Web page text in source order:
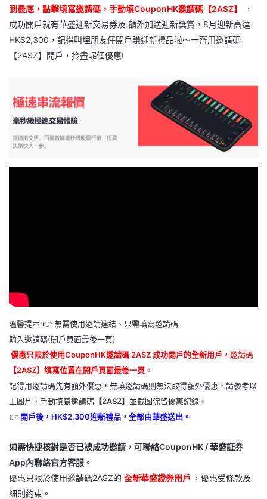
到最底，點擊填寫邀請碼，手動填CouponHK邀請碼【2ASZ】
，
成功開戶就有華盛迎新交易券及 額外加送迎新獎賞，8月迎新高達
HK$2,300，記得叫埋朋友仔開戶賺迎新禮品啦～一齊用邀請碼
【2ASZ】開戶，拎盡呢個優惠!
溫馨提示:👉 無需使用邀請連結、只需填寫邀請碼
輸入邀請碼(開戶頁面最後一頁)
優惠只限於使用CouponHK邀請碼 2ASZ 成功開戶的全新用戶，邀請碼
【2ASZ】 填寫位置在開戶頁面最後一頁。
記得用邀請碼先有額外優惠，無填邀請碼則無法取得額外優惠，請參考以
上圖片，手動填寫邀請碼 【2ASZ】並截圖保留優惠紀錄。
👉 開戶後，HK$2,300迎新禮品，全部由華盛送出。
如需快捷核對是否已被成功邀請，可聯絡CouponHK / 華盛証券
App內聯絡官方客服 。
優惠只限於使用邀請碼2ASZ的 全新華盛證券用戶 ，優惠受條款及
細則約束。